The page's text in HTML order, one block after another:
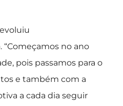
no ano
pois passamos para o
e também com a
a cada dia seguir